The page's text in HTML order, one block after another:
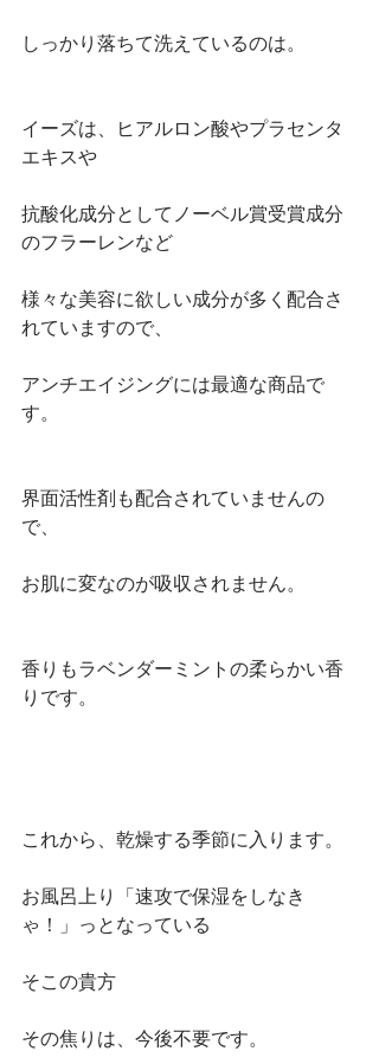
しっかり落ちて洗えているのは。
イーズは、ヒアルロン酸やプラセンタ
エキスや
抗酸化成分としてノーベル賞受賞成分
のフラーレンなど
様々な美容に欲しい成分が多く配合さ
れていますので、
アンチエイジングには最適な商品で
す。
界面活性剤も配合されていませんの
で、
お肌に変なのが吸収されません。
香りもラベンダーミントの柔らかい香
りです。
これから、乾燥する季節に入ります。
お風呂上り「速攻で保湿をしなき
ゃ！」っとなっている
そこの貴方
その焦りは、今後不要です。